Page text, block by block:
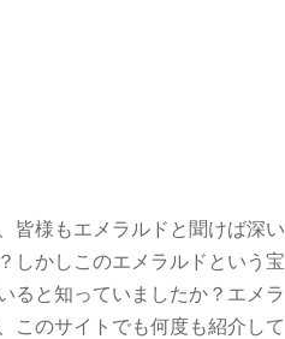
皆様もエメラルドと聞けば深い
しかしこのエメラルドという宝
ると知っていましたか？エメラ
このサイトでも何度も紹介して